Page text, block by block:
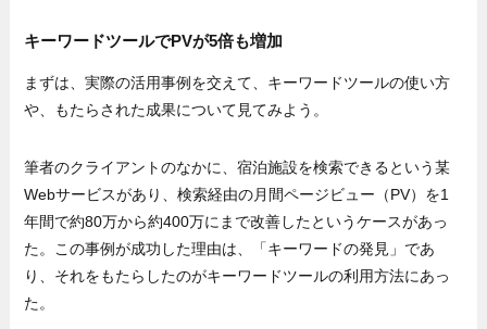
キーワードツールでPVが5倍も増加
まずは、実際の活用事例を交えて、キーワードツールの使い方
や、もたらされた成果について見てみよう。
筆者のクライアントのなかに、宿泊施設を検索できるという某
Webサービスがあり、検索経由の月間ページビュー（PV）を1
年間で約80万から約400万にまで改善したというケースがあっ
た。この事例が成功した理由は、「キーワードの発見」であ
り、それをもたらしたのがキーワードツールの利用方法にあっ
た。